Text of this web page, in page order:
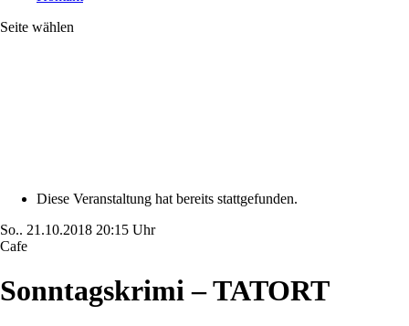
Seite wählen
Diese Veranstaltung hat bereits stattgefunden.
So.. 21.10.2018 20:15 Uhr
Cafe
Sonntagskrimi – TATORT